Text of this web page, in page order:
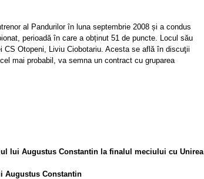
al Pandurilor în luna septembrie 2008 și a condus
perioadă în care a obținut 51 de puncte. Locul său
CS Otopeni, Liviu Ciobotariu. Acesta se află în discuţii
mai probabil, va semna un contract cu gruparea
lui Augustus Constantin la finalul meciului cu Unirea
Augustus Constantin